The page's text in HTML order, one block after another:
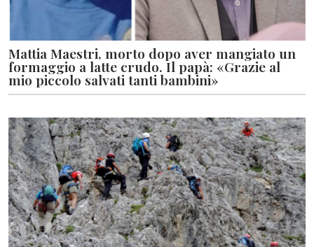
Mattia Maestri, morto dopo aver mangiato un
formaggio a latte crudo. Il papà: «Grazie al
mio piccolo salvati tanti bambini»